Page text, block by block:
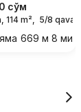
сўм
114 m², 5/8 qavat
669 м 8 мин